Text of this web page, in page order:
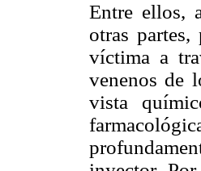
Entre ellos,
otras
víctima a
venenos de
vista